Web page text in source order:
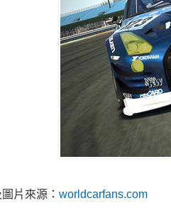
片來源： worldcarfans.com